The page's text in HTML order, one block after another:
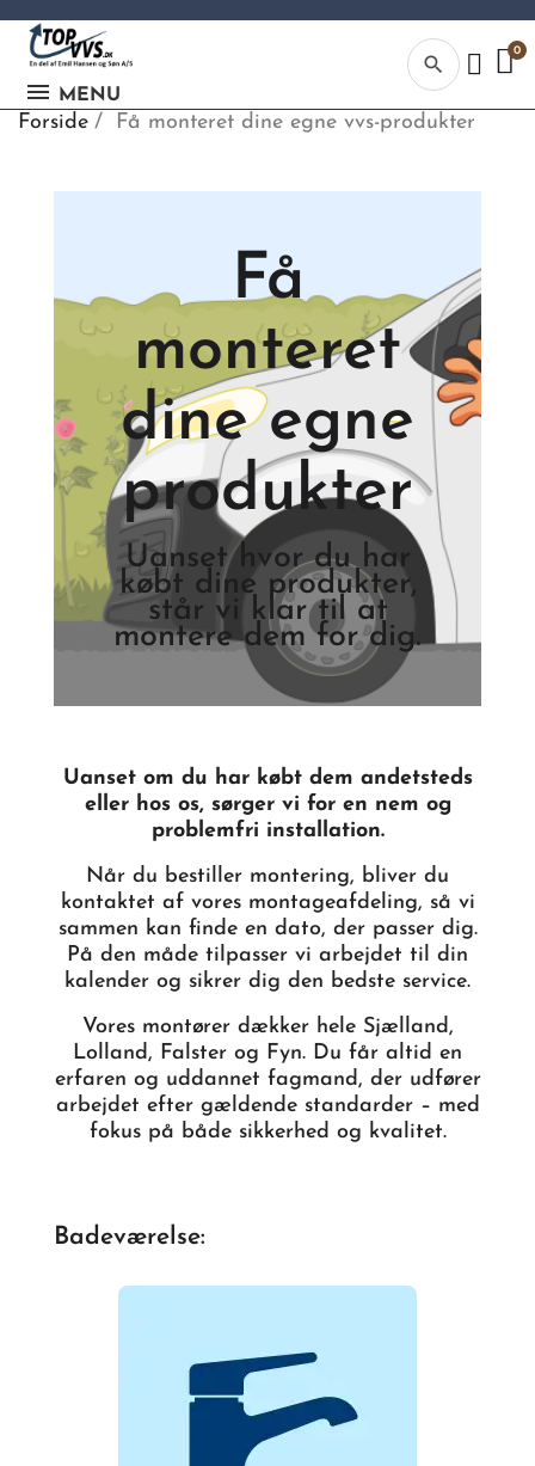
MENU
search
Begynd din
søgning,
indtaste
vvs
eller EAN-
Forside Få monteret dine egne vvs-produkter
Få
monteret
dine egne
produkter
Uanset hvor du har
købt dine produkter,
står vi klar til at
montere dem for dig.
Uanset om du har købt dem andetsteds
eller hos os, sørger vi for en nem og
problemfri installation.
Når du bestiller montering, bliver du
kontaktet af vores montageafdeling, så vi
sammen kan finde en dato, der passer dig.
På den måde tilpasser vi arbejdet til din
kalender og sikrer dig den bedste service.
Vores montører dækker hele Sjælland,
Lolland, Falster og Fyn. Du får altid en
erfaren og uddannet fagmand, der udfører
arbejdet efter gældende standarder – med
fokus på både sikkerhed og kvalitet.
Badeværelse: